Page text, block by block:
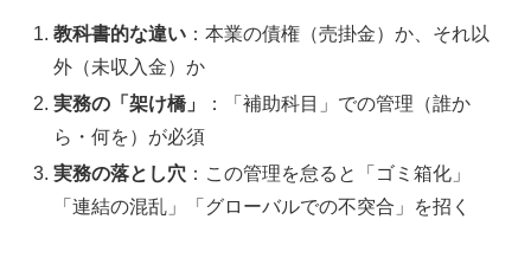
教科書的な違い ：本業の債権（売掛金）か、それ以
外（未収入金）か
実務の「架け橋」
：「補助科目」での管理（誰か
ら・何を）が必須
実務の落とし穴 ：この管理を怠ると「ゴミ箱化」
「連結の混乱」「グローバルでの不突合」を招く